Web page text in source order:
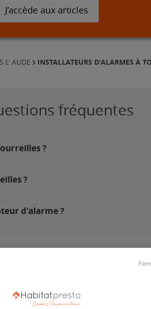
J’accède aux articles
L' AUDE INSTALLATEURS D'ALARMES À
fréquentes
?
?
d'alarme ?
de presse